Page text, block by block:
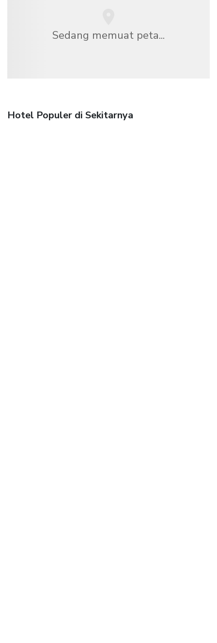
Sedang memuat peta...
Hotel Populer di Sekitarnya